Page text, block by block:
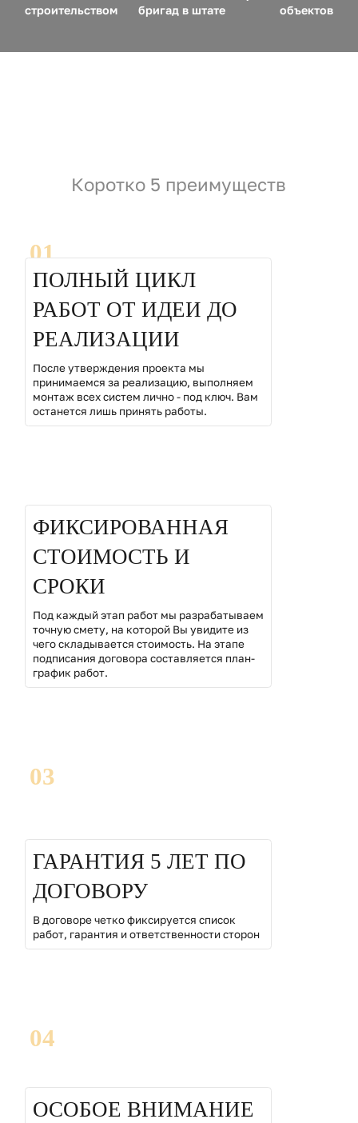
строительством
бригад в штате
объектов
Коротко 5 преимуществ
01
ПОЛНЫЙ ЦИКЛ
РАБОТ ОТ ИДЕИ ДО
РЕАЛИЗАЦИИ
После утверждения проекта мы
принимаемся за реализацию, выполняем
монтаж всех систем лично - под ключ. Вам
останется лишь принять работы.
02
ФИКСИРОВАННАЯ
СТОИМОСТЬ И
СРОКИ
Под каждый этап работ мы разрабатываем
точную смету, на которой Вы увидите из
чего складывается стоимость. На этапе
подписания договора составляется план-
график работ.
03
ГАРАНТИЯ 5 ЛЕТ ПО
ДОГОВОРУ
В договоре четко фиксируется список
работ, гарантия и ответственности сторон
04
ОСОБОЕ ВНИМАНИЕ